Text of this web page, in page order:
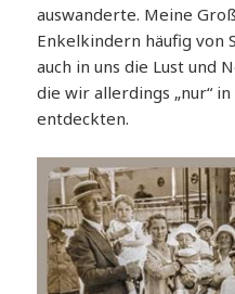
auswanderte. Meine
Enkelkindern häufig von
auch in uns die Lust und
die wir allerdings „nur“
entdeckten.